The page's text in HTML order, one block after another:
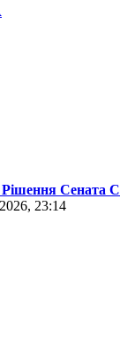
Рішення
23:14